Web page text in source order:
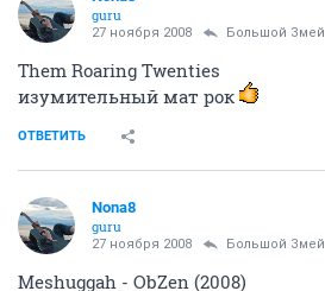
guru
27 ноября 2008 Большой Змей
Them Roaring Twenties
изумительный мат рок
ОТВЕТИТЬ
Nona8
guru
27 ноября 2008 Большой Змей
Meshuggah - ObZen (2008)